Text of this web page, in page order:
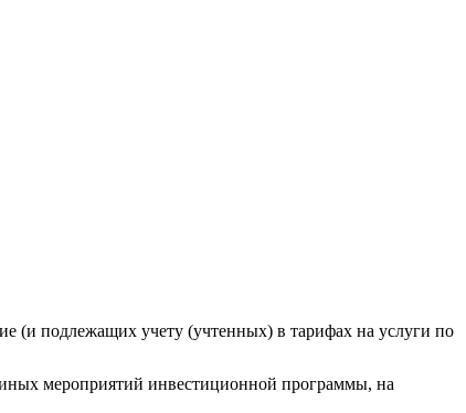
(и подлежащих учету (учтенных) в тарифах на услуги по
иных мероприятий инвестиционной программы, на